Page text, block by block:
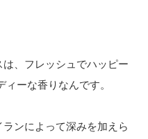
、フレッシュでハッピー
ーな香りなんです。
ンによって深みを加えら